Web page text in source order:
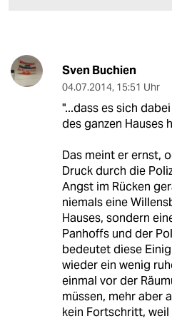
Sven Buchien
04.07.2014, 15:51 Uhr
"...dass es sich
des ganzen Hauses
Das meint er ernst,
Druck durch die
Angst im Rücken
niemals eine
Hauses, sondern
Panhoffs und der
bedeutet diese
wieder ein wenig
einmal vor der
müssen, mehr aber
kein Fortschritt,